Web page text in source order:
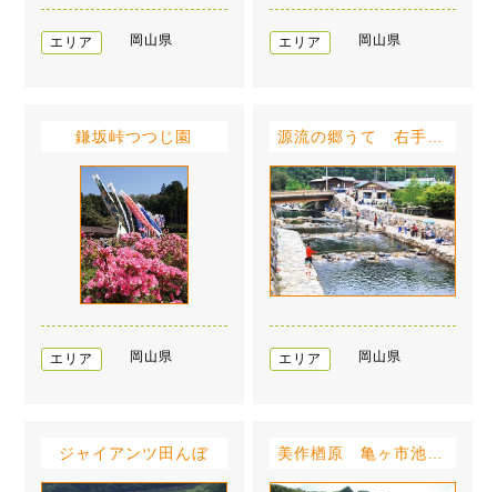
エリア 岡山県 エリア 岡山県
鎌坂峠つつじ園
エリア 岡山県 エリア 岡山県
ジャイアンツ田んぼ